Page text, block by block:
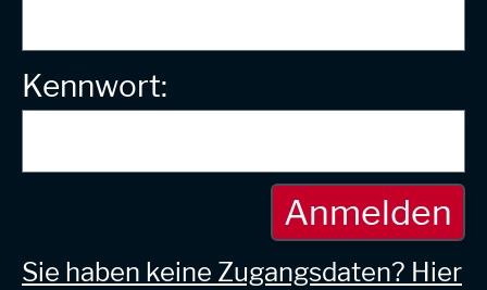
Kennwort:
Sie haben keine Zugangsdaten? Hier